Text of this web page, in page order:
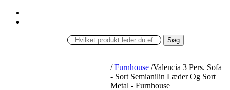
Søg
/ Furnhouse /Valencia 3 Pers. Sofa
- Sort Semianilin Læder Og Sort
Metal - Furnhouse